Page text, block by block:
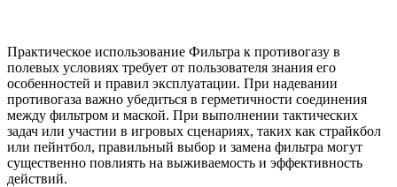
Практическое использование Фильтра к противогазу в
полевых условиях требует от пользователя знания его
особенностей и правил эксплуатации. При надевании
противогаза важно убедиться в герметичности соединения
между фильтром и маской. При выполнении тактических
задач или участии в игровых сценариях, таких как страйкбол
или пейнтбол, правильный выбор и замена фильтра могут
существенно повлиять на выживаемость и эффективность
действий.